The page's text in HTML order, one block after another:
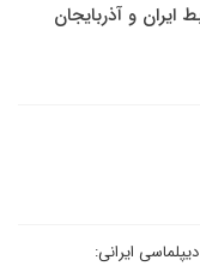
ایران و آذربایجان
ایرانی: